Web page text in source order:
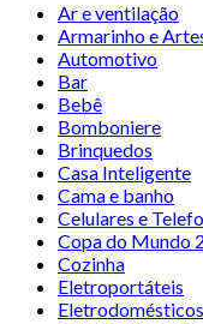
Ar e ventilação
Armarinho e
Automotivo
Bar
Bebê
Bomboniere
Brinquedos
Casa Inteligente
Cama e banho
Celulares e
Copa do Mundo
Cozinha
Eletroportáteis
Eletrodomésticos